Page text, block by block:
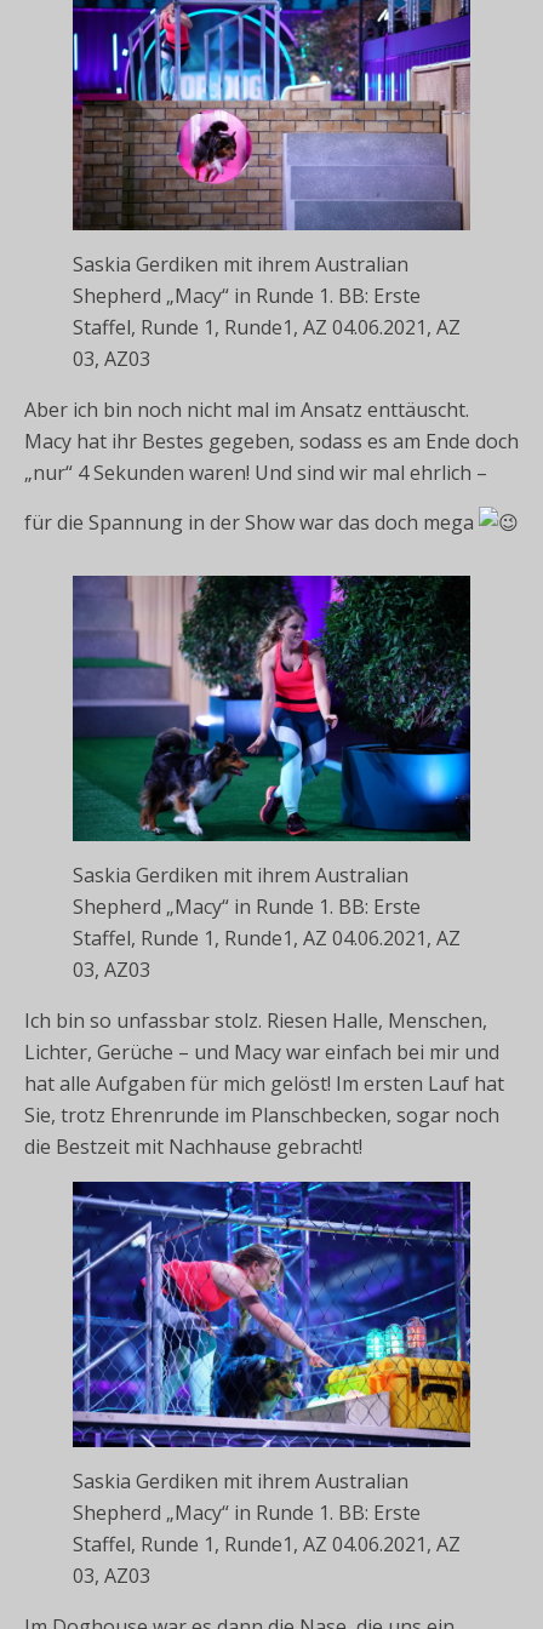
Saskia Gerdiken mit ihrem Australian
Shepherd „Macy“ in Runde 1. BB: Erste
Staffel, Runde 1, Runde1, AZ 04.06.2021, AZ
03, AZ03
Aber ich bin noch nicht mal im Ansatz enttäuscht.
Macy hat ihr Bestes gegeben, sodass es am Ende doch
„nur“ 4 Sekunden waren! Und sind wir mal ehrlich –
für die Spannung in der Show war das doch mega
Saskia Gerdiken mit ihrem Australian
Shepherd „Macy“ in Runde 1. BB: Erste
Staffel, Runde 1, Runde1, AZ 04.06.2021, AZ
03, AZ03
Ich bin so unfassbar stolz. Riesen Halle, Menschen,
Lichter, Gerüche – und Macy war einfach bei mir und
hat alle Aufgaben für mich gelöst! Im ersten Lauf hat
Sie, trotz Ehrenrunde im Planschbecken, sogar noch
die Bestzeit mit Nachhause gebracht!
Saskia Gerdiken mit ihrem Australian
Shepherd „Macy“ in Runde 1. BB: Erste
Staffel, Runde 1, Runde1, AZ 04.06.2021, AZ
03, AZ03